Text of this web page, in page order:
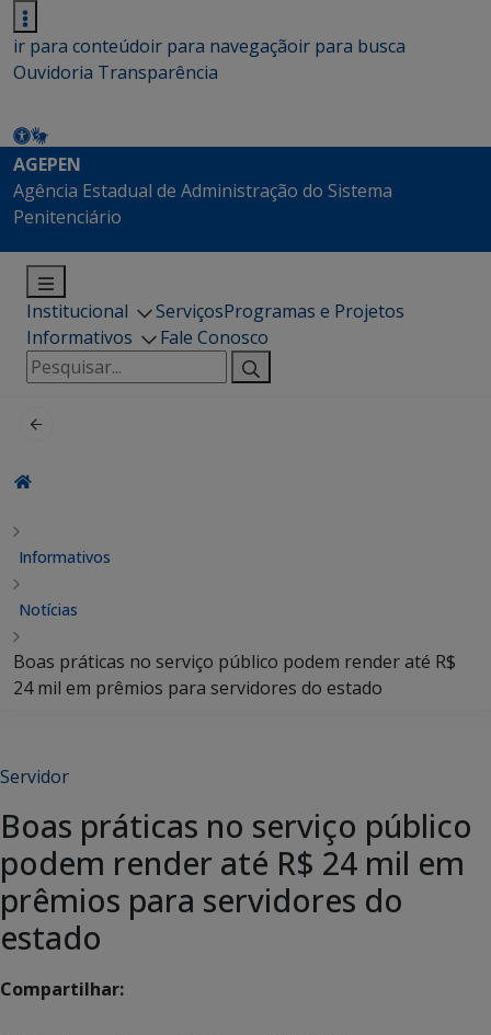
ir para conteúdoir para navegaçãoir para busca
Ouvidoria Transparência
AGEPEN
Agência Estadual de Administração do Sistema
Penitenciário
Institucional ServiçosProgramas e Projetos
Informativos
Fale Conosco
Pesquisar
por:
Informativos
Notícias
Boas práticas no serviço público podem render até R$
24 mil em prêmios para servidores do estado
Servidor
Boas práticas no serviço público
podem render até R$ 24 mil em
prêmios para servidores do
estado
Compartilhar: